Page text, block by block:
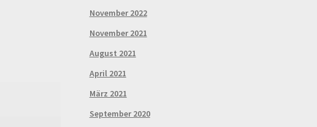
November 2022
November 2021
August 2021
April 2021
März 2021
September 2020